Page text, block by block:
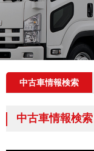
中古車情報検索
中古車情報検索